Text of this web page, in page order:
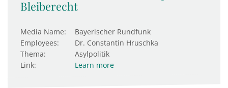
Bleiberecht
Media Name:
Bayerischer Rundfunk
Employees:
Dr. Constantin Hruschka
Thema:
Asylpolitik
Link:
Learn more